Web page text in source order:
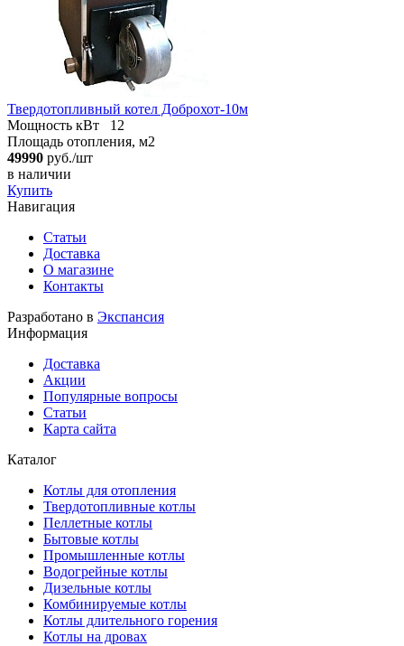
Твердотопливный котел Доброхот-10м
Мощность кВт
12
Площадь отопления, м2
49990 руб./шт
в наличии
Купить
Навигация
Статьи
Доставка
О магазине
Контакты
Разработано в Экспансия
Информация
Доставка
Акции
Популярные вопросы
Статьи
Карта сайта
Каталог
Котлы для отопления
Твердотопливные котлы
Пеллетные котлы
Бытовые котлы
Промышленные котлы
Водогрейные котлы
Дизельные котлы
Комбинируемые котлы
Котлы длительного горения
Котлы на дровах